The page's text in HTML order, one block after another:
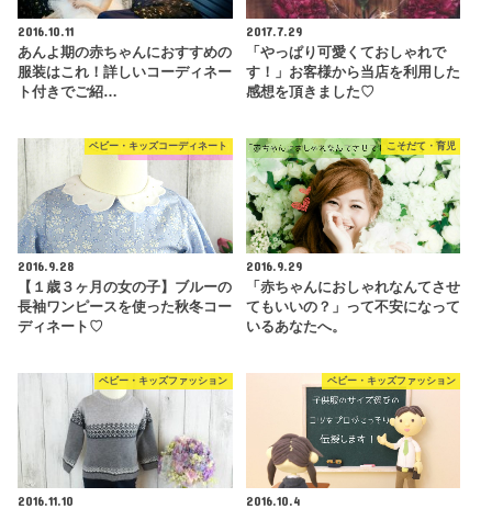
2016.10.11
あんよ期の赤ちゃんにおすすめの
服装はこれ！詳しいコーディネー
ト付きでご紹…
2017.7.29
「やっぱり可愛くておしゃれで
す！」お客様から当店を利用した
感想を頂きました♡
ベビー・キッズコーディネート
2016.9.28
【１歳３ヶ月の女の子】ブルーの
長袖ワンピースを使った秋冬コー
ディネート♡
こそだて・育児
2016.9.29
「赤ちゃんにおしゃれなんてさせ
てもいいの？」って不安になって
いるあなたへ。
ベビー・キッズファッション
2016.11.10
ベビー・キッズファッション
2016.10.4